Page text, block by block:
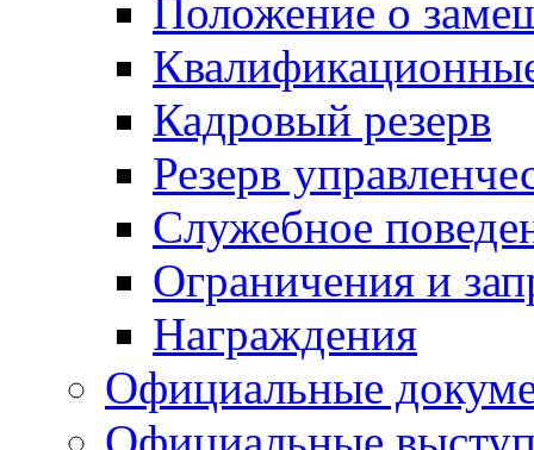
Положение о
Кадровый резерв
Резерв
Служебное
Ограничения и
Награждения
Официальные